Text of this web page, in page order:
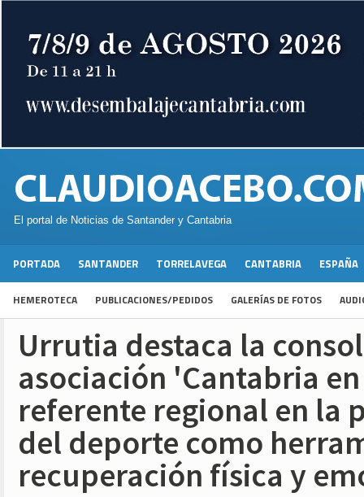
El portal de Noticias de Santander y Cantabria
PORTADA SANTANDER TORRELAVEGA CANTABRIA ESPAÑA
HEMEROTECA PUBLICACIONES/PEDIDOS GALERÍAS DE FOTOS
Urrutia destaca la
asociación 'Cantabria
referente regional en la
del deporte como
recuperación física y